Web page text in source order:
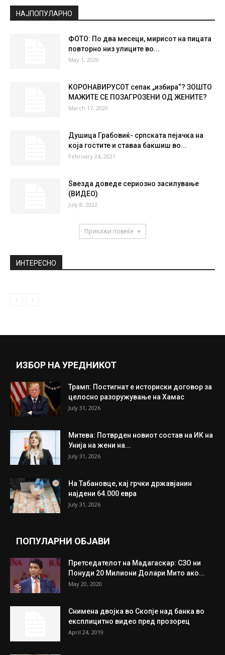
НАЈПОПУЛАРНО
ФОТО: По два месеци, мирисот на пицата
повторно низ улиците во...
May 1, 2020
KОРОНАВИРУСОТ сепак „избира“? ЗОШТО
МАЖИТЕ СЕ ПОЗАГРОЗЕНИ ОД ЖЕНИТЕ?
March 17, 2020
Душица Грабовиќ- српската пејачка на
која гостите и ставаа бакшиш во...
February 24, 2021
Ѕвезда доведе сериозно засилување
(ВИДЕО)
July 8, 2022
Прикажи повеќе
ИНТЕРЕСНО
ИЗБОР НА УРЕДНИКОТ
Трамп: Постигнат е историски договор за
целосно разоружување на Хамас
July 31, 2026
Митева: Потврден новиот состав на ИК на
Унија на жени на...
July 31, 2026
На Табановце, кај грчки државјанин
најдени 64.000 евра
July 31, 2026
ПОПУЛАРНИ ОБЈАВИ
Претседателот на Мадагаскар: СЗО ни
Понуди 20 Милиони Долари Мито ако...
May 20, 2020
Снимена двојка во Скопје над банка во
експлицитно видео пред прозорец
April 24, 2019